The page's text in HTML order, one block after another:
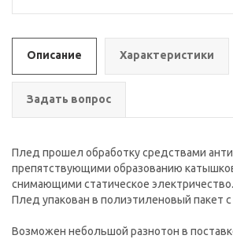
Описание Характеристики
Задать вопрос
Плед прошел обработку средствами
препятствующими образованию
снимающими статическое электричество.
Плед упакован в полиэтиленовый пакет
Возможен небольшой разнотон в